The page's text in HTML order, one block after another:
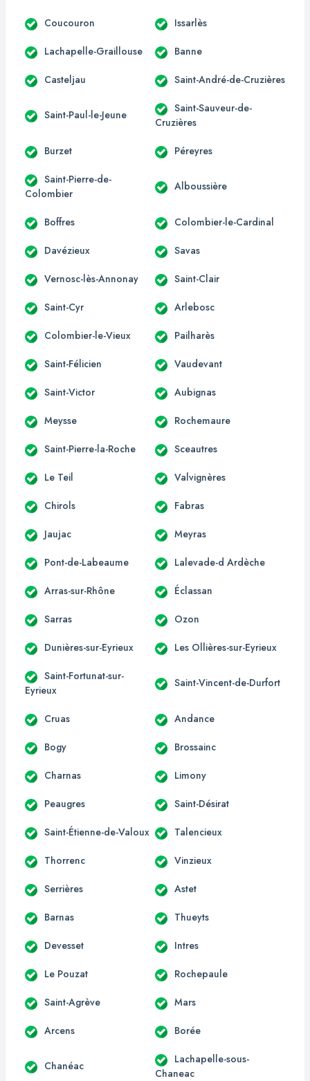
Coucouron Issarlès
Lachapelle-Graillouse Banne
Casteljau Saint-André-de-Cruzières
Saint-Paul-le-Jeune
Saint-Sauveur-de-
Cruzières
Burzet Péreyres
Saint-Pierre-de-
Colombier
Alboussière
Boffres Colombier-le-Cardinal
Davézieux Savas
Vernosc-lès-Annonay Saint-Clair
Saint-Cyr Arlebosc
Colombier-le-Vieux Pailharès
Saint-Félicien Vaudevant
Saint-Victor Aubignas
Meysse Rochemaure
Saint-Pierre-la-Roche Sceautres
Le Teil Valvignères
Chirols Fabras
Jaujac Meyras
Pont-de-Labeaume Lalevade-d Ardèche
Arras-sur-Rhône Éclassan
Sarras Ozon
Dunières-sur-Eyrieux Les Ollières-sur-Eyrieux
Saint-Fortunat-sur-
Eyrieux
Saint-Vincent-de-Durfort
Cruas Andance
Bogy Brossainc
Charnas Limony
Peaugres Saint-Désirat
Saint-Étienne-de-Valoux Talencieux
Thorrenc Vinzieux
Serrières Astet
Barnas Thueyts
Devesset Intres
Le Pouzat Rochepaule
Saint-Agrève Mars
Arcens Borée
Chanéac
Lachapelle-sous-
Chaneac